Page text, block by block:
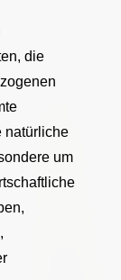
die
natürliche
um